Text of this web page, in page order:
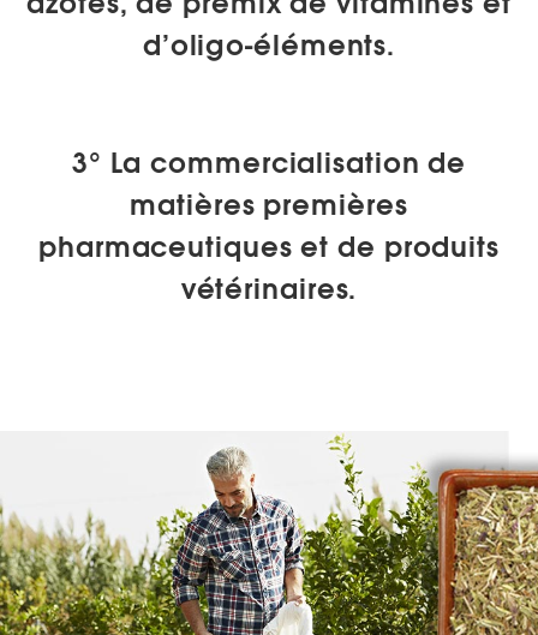
d’oligo-éléments.
3° La commercialisation de
matières premières
pharmaceutiques et de produits
vétérinaires.